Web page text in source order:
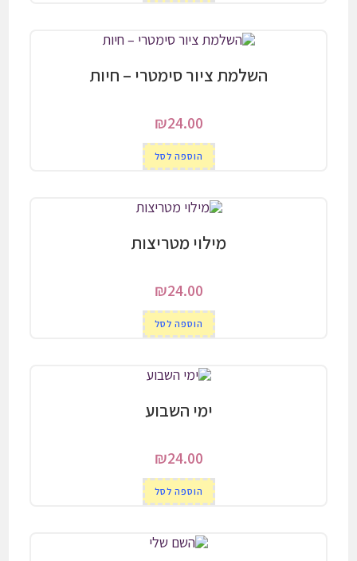
השלמת ציור סימטרי – חיות
₪24.00
הוספה לסל
מילוי מטריצות
₪24.00
הוספה לסל
ימי השבוע
₪24.00
הוספה לסל